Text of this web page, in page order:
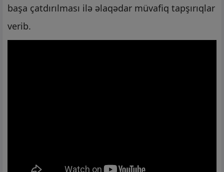
başa çatdırılması ilə əlaqədar müvafiq tapşırıqlar
verib.